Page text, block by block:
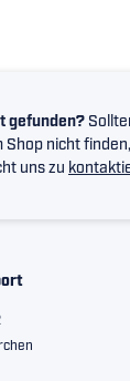
gefunden?
Shop nicht
uns zu